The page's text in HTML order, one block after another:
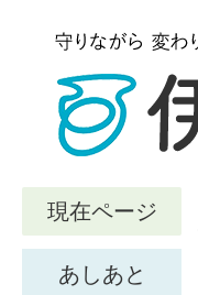
現在ページ
あしあと